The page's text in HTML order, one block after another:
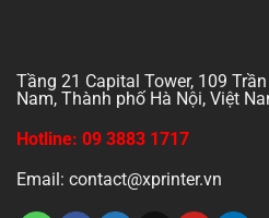
Tầng 21 Capital Tower, 109
Nam, Thành phố Hà Nội, Việt
Hotline: 09 3883 1717
Email: contact@xprinter.vn